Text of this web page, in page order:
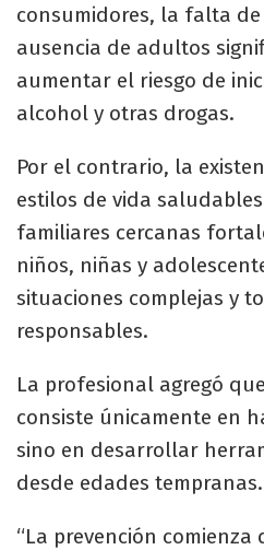
consumidores, la falta
ausencia de adultos
aumentar el riesgo de
alcohol y otras drogas.
Por el contrario, la
estilos de vida
familiares cercanas
niños, niñas y
situaciones complejas y
responsables.
La profesional agregó
consiste únicamente en
sino en desarrollar
desde edades tempranas.
“La prevención comienza